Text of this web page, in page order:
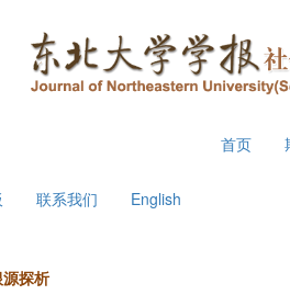
首页
联系我们 English
探析